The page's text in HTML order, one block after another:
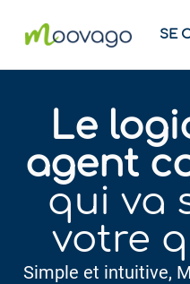
SE
Le
agent
qui va
votre
Simple et intuitive,